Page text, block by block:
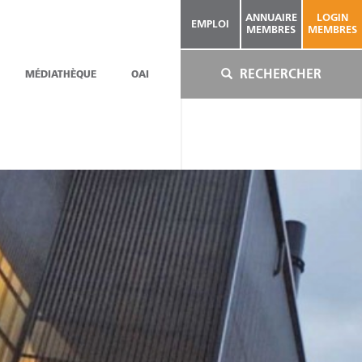
MÉDIATHÈQUE OAI
EMPLOI
ANNUAIRE
MEMBRES
LOGIN
MEMBRES
RECHERCHER